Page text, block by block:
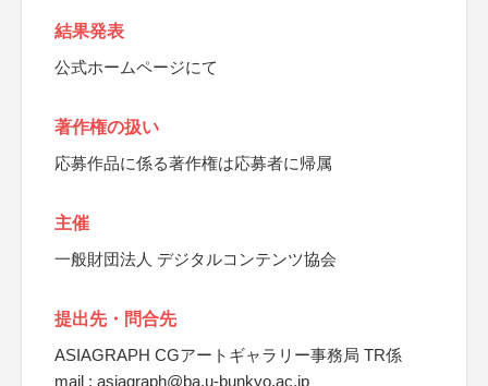
結果発表
公式ホームページにて
著作権の扱い
応募作品に係る著作権は応募者に帰属
主催
一般財団法人 デジタルコンテンツ協会
提出先・問合先
ASIAGRAPH CGアートギャラリー事務局 TR係
mail : asiagraph@ba.u-bunkyo.ac.jp